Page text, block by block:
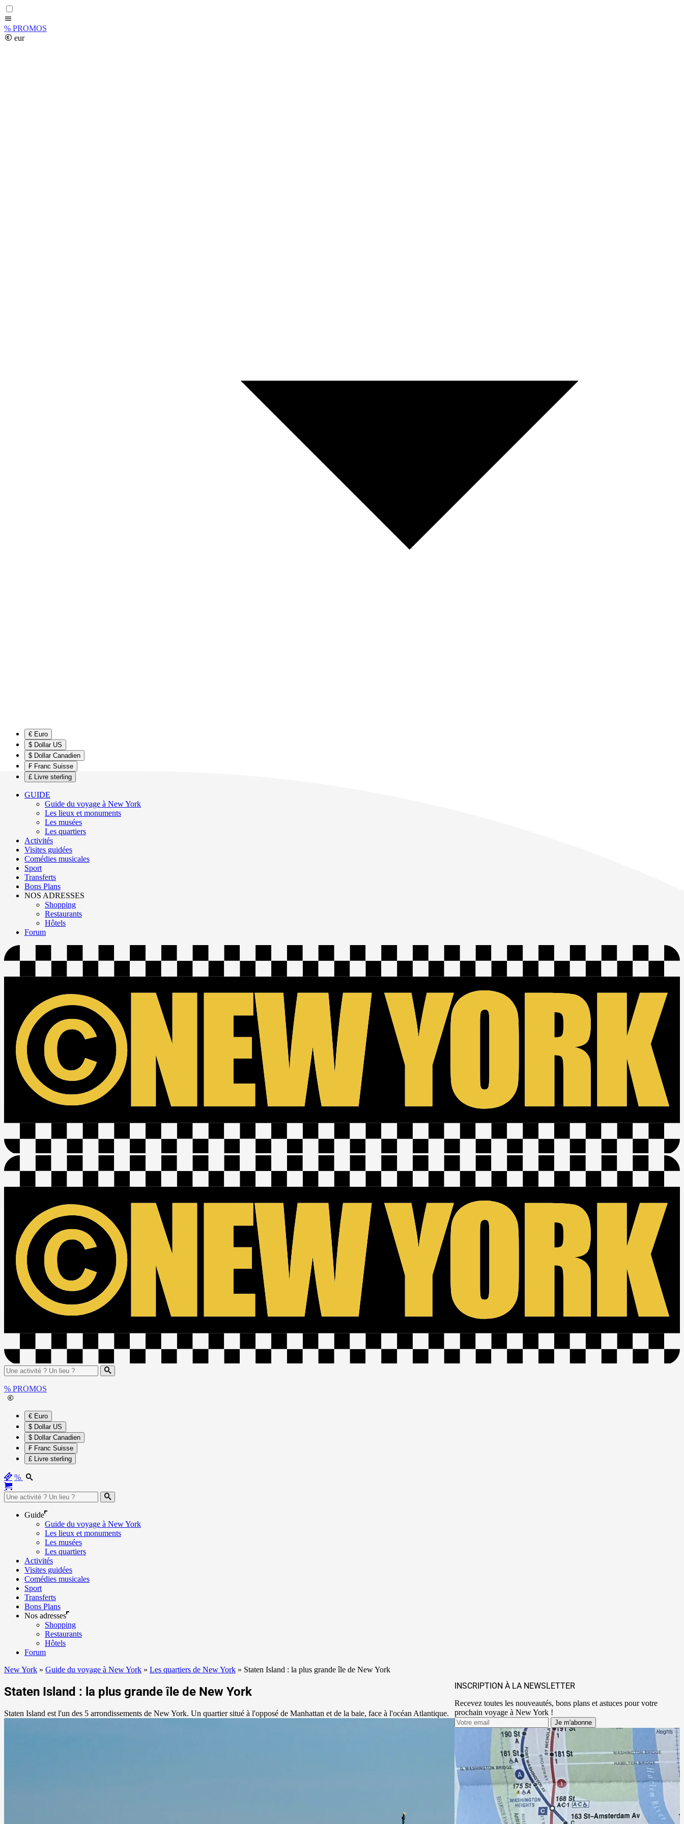
% PROMOS
eur
€ Euro
$ Dollar US
$ Dollar Canadien
₣ Franc Suisse
£ Livre sterling
GUIDE
Guide du voyage à New York
Les lieux et monuments
Les musées
Les quartiers
Activités
Visites guidées
Comédies musicales
Sport
Transferts
Bons Plans
NOS ADRESSES
Shopping
Restaurants
Hôtels
Forum
% PROMOS
€ Euro
$ Dollar US
$ Dollar Canadien
₣ Franc Suisse
£ Livre sterling
%
Guide
Guide du voyage à New York
Les lieux et monuments
Les musées
Les quartiers
Activités
Visites guidées
Comédies musicales
Sport
Transferts
Bons Plans
Nos adresses
Shopping
Restaurants
Hôtels
Forum
New York » Guide du voyage à New York » Les quartiers de New York » Staten Island : la plus grande île de New York
Staten Island : la plus grande île de New York
Staten Island est l'un des 5 arrondissements de New York. Un quartier situé à l'opposé de Manhattan et de la baie, face à l'océan Atlantique.
INSCRIPTION À LA NEWSLETTER
Recevez toutes les nouveautés, bons plans et astuces pour votre
prochain voyage à New York !
Je m'abonne